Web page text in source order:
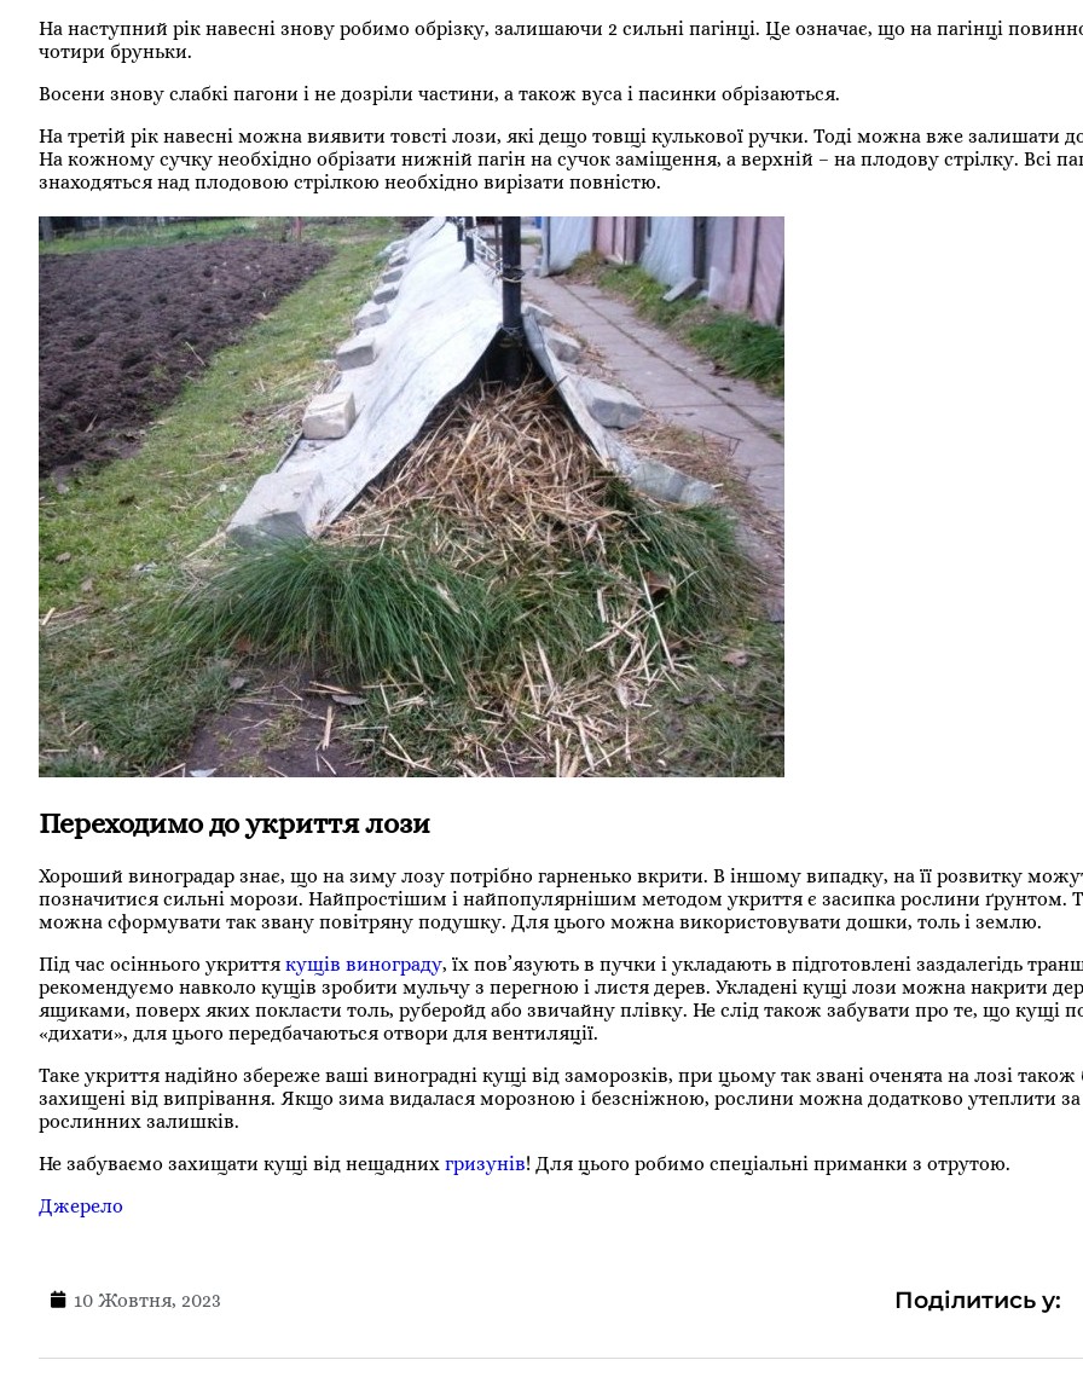
На наступний рік навесні знову робимо обрізку, залишаючи 2 сильні пагінці. Це означає, що на пагінці
чотири бруньки.
Восени знову слабкі пагони і не дозріли частини, а також вуса і пасинки обрізаються.
На третій рік навесні можна виявити товсті лози, які дещо товщі кулькової ручки. Тоді можна вже залишати
На кожному сучку необхідно обрізати нижній пагін на сучок заміщення, а верхній – на плодову стрілку. Всі
знаходяться над плодовою стрілкою необхідно вирізати повністю.
Переходимо до укриття лози
Хороший виноградар знає, що на зиму лозу потрібно гарненько вкрити. В іншому випадку, на її розвитку
позначитися сильні морози. Найпростішим і найпопулярнішим методом укриття є засипка рослини ґрунтом.
можна сформувати так звану повітряну подушку. Для цього можна використовувати дошки, толь і землю.
Під час осіннього укриття кущів винограду, їх пов’язують в пучки і укладають в підготовлені заздалегідь
рекомендуємо навколо кущів зробити мульчу з перегною і листя дерев. Укладені кущі лози можна накрити
ящиками, поверх яких покласти толь, руберойд або звичайну плівку. Не слід також забувати про те, що кущі
«дихати», для цього передбачаються отвори для вентиляції.
Таке укриття надійно збереже ваші виноградні кущі від заморозків, при цьому так звані оченята на лозі також
захищені від випрівання. Якщо зима видалася морозною і безсніжною, рослини можна додатково утеплити
рослинних залишків.
Не забуваємо захищати кущі від нещадних гризунів! Для цього робимо спеціальні приманки з отрутою.
Джерело
10 Жовтня, 2023 Поділитись у: